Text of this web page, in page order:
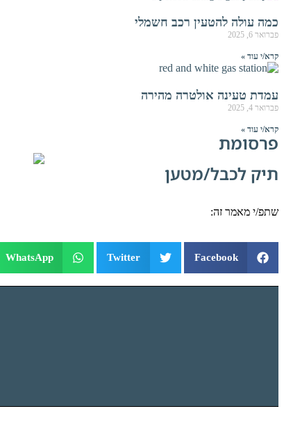
כמה עולה להטעין רכב חשמלי
פברואר 6, 2025
קרא/י עוד »
עמדת טעינה אולטרה מהירה
פברואר 4, 2025
קרא/י עוד »
פרסומת
תיק לכבל/מטען
שתפ/י מאמר זה:
Facebook
Twitter
WhatsApp